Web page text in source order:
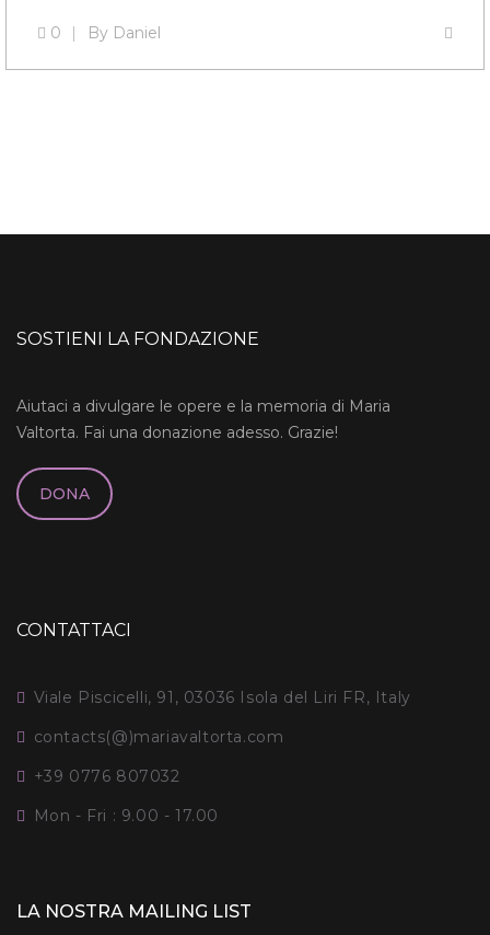
0 By Daniel
SOSTIENI LA FONDAZIONE
Aiutaci a divulgare le opere e la memoria di Maria
Valtorta. Fai una donazione adesso. Grazie!
DONA
CONTATTACI
Viale Piscicelli, 91, 03036 Isola del Liri FR, Italy
contacts(@)mariavaltorta.com
+39 0776 807032
Mon - Fri : 9.00 - 17.00
LA NOSTRA MAILING LIST